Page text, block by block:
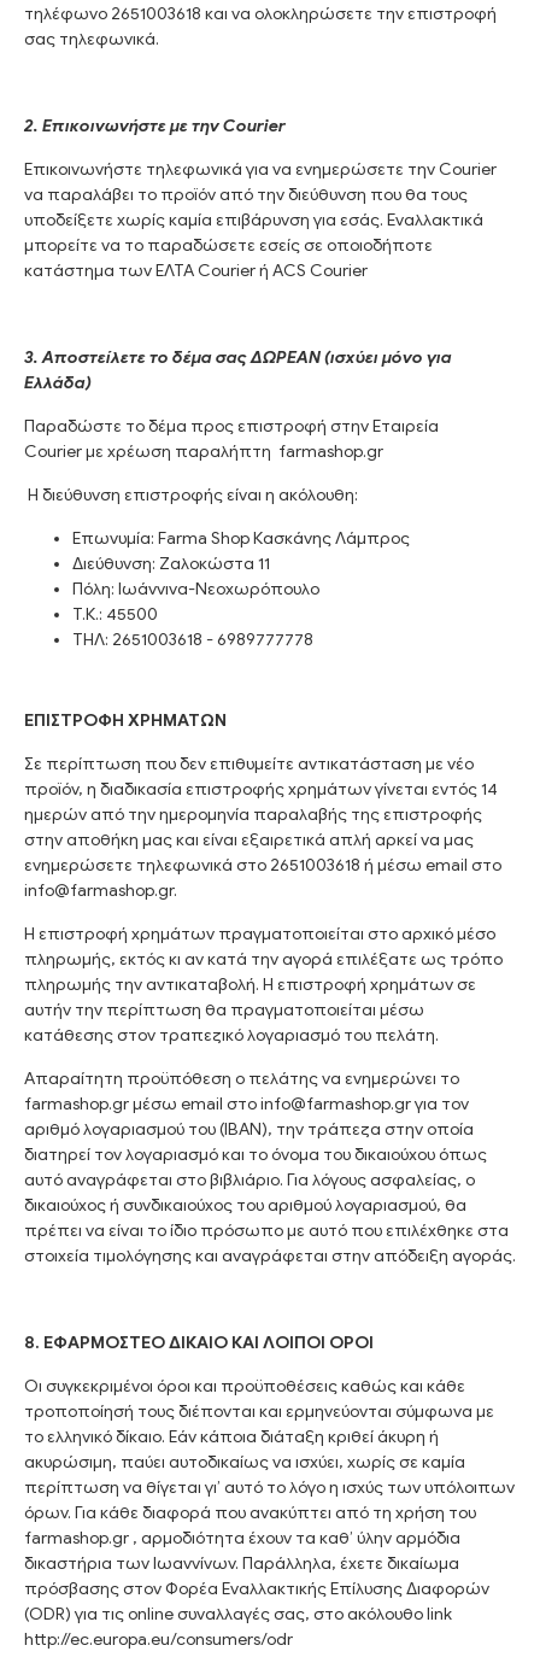
τηλέφωνο 2651003618 και να ολοκληρώσετε την επιστροφή
σας τηλεφωνικά.
2. Επικοινωνήστε με την Courier
Επικοινωνήστε τηλεφωνικά για να ενημερώσετε την Courier
να παραλάβει το προϊόν από την διεύθυνση που θα τους
υποδείξετε χωρίς καμία επιβάρυνση για εσάς. Εναλλακτικά
μπορείτε να το παραδώσετε εσείς σε οποιοδήποτε
κατάστημα των ΕΛΤΑ Courier ή ACS Courier
3. Αποστείλετε το δέμα σας ΔΩΡΕΑΝ (ισχύει μόνο για
Ελλάδα)
Παραδώστε το δέμα προς επιστροφή στην Εταιρεία
Courier με χρέωση παραλήπτη farmashop.gr
Η διεύθυνση επιστροφής είναι η ακόλουθη:
Επωνυμία: Farma Shop Κασκάνης Λάμπρος
Διεύθυνση: Ζαλοκώστα 11
Πόλη: Ιωάννινα-Νεοχωρόπουλο
Τ.Κ.: 45500
ΤΗΛ: 2651003618 - 6989777778
ΕΠΙΣΤΡΟΦΗ ΧΡΗΜΑΤΩΝ
Σε περίπτωση που δεν επιθυμείτε αντικατάσταση με νέο
προϊόν, η διαδικασία επιστροφής χρημάτων γίνεται εντός 14
ημερών από την ημερομηνία παραλαβής της επιστροφής
στην αποθήκη μας και είναι εξαιρετικά απλή αρκεί να μας
ενημερώσετε τηλεφωνικά στο 2651003618 ή μέσω email στο
info@farmashop.gr.
Η επιστροφή χρημάτων πραγματοποιείται στο αρχικό μέσο
πληρωμής, εκτός κι αν κατά την αγορά επιλέξατε ως τρόπο
πληρωμής την αντικαταβολή. Η επιστροφή χρημάτων σε
αυτήν την περίπτωση θα πραγματοποιείται μέσω
κατάθεσης στον τραπεζικό λογαριασμό του πελάτη.
Απαραίτητη προϋπόθεση ο πελάτης να ενημερώνει το
farmashop.gr μέσω email στο info@farmashop.gr για τον
αριθμό λογαριασμού του (IBAN), την τράπεζα στην οποία
διατηρεί τον λογαριασμό και το όνομα του δικαιούχου όπως
αυτό αναγράφεται στο βιβλιάριο. Για λόγους ασφαλείας, ο
δικαιούχος ή συνδικαιούχος του αριθμού λογαριασμού, θα
πρέπει να είναι το ίδιο πρόσωπο με αυτό που επιλέχθηκε στα
στοιχεία τιμολόγησης και αναγράφεται στην απόδειξη αγοράς.
8. ΕΦΑΡΜΟΣΤΕΟ ΔΙΚΑΙΟ ΚΑΙ ΛΟΙΠΟΙ ΟΡΟΙ
Οι συγκεκριμένοι όροι και προϋποθέσεις καθώς και κάθε
τροποποίησή τους διέπονται και ερμηνεύονται σύμφωνα με
το ελληνικό δίκαιο. Εάν κάποια διάταξη κριθεί άκυρη ή
ακυρώσιμη, παύει αυτοδικαίως να ισχύει, χωρίς σε καμία
περίπτωση να θίγεται γι’ αυτό το λόγο η ισχύς των υπόλοιπων
όρων. Για κάθε διαφορά που ανακύπτει από τη χρήση του
farmashop.gr , αρμοδιότητα έχουν τα καθ’ ύλην αρμόδια
δικαστήρια των Ιωαννίνων. Παράλληλα, έχετε δικαίωμα
πρόσβασης στον Φορέα Εναλλακτικής Επίλυσης Διαφορών
(ODR) για τις online συναλλαγές σας, στο ακόλουθο link
http://ec.europa.eu/consumers/odr